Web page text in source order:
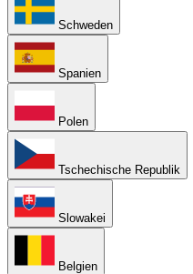
Schweden
Spanien
Polen
Tschechische Republik
Slowakei
Belgien